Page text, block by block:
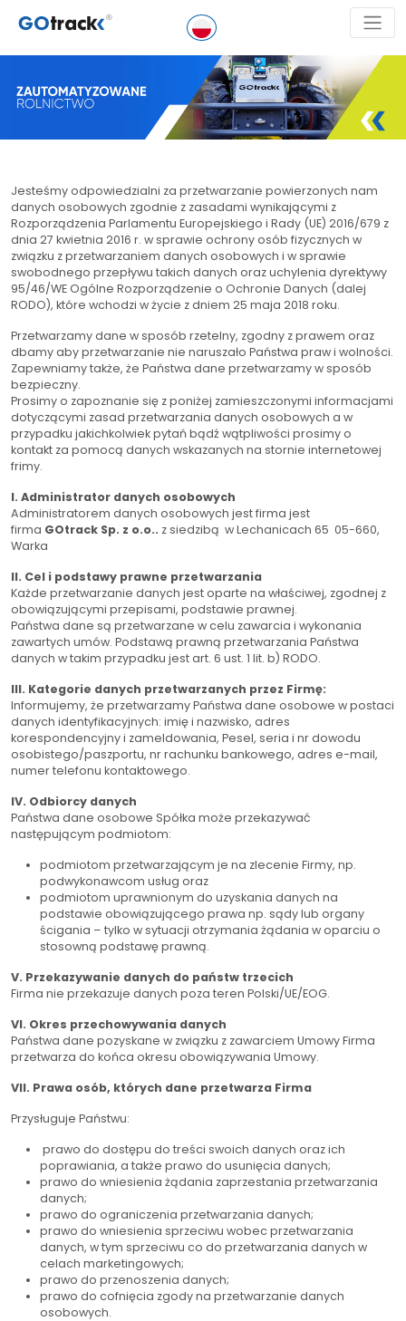
Jesteśmy odpowiedzialni za przetwarzanie powierzonych nam
danych osobowych zgodnie z zasadami wynikającymi z
Rozporządzenia Parlamentu Europejskiego i Rady (UE) 2016/679 z
dnia 27 kwietnia 2016 r. w sprawie ochrony osób fizycznych w
związku z przetwarzaniem danych osobowych i w sprawie
swobodnego przepływu takich danych oraz uchylenia dyrektywy
95/46/WE Ogólne Rozporządzenie o Ochronie Danych (dalej
RODO), które wchodzi w życie z dniem 25 maja 2018 roku.
Przetwarzamy dane w sposób rzetelny, zgodny z prawem oraz
dbamy aby przetwarzanie nie naruszało Państwa praw i wolności.
Zapewniamy także, że Państwa dane przetwarzamy w sposób
bezpieczny.
Prosimy o zapoznanie się z poniżej zamieszczonymi informacjami
dotyczącymi zasad przetwarzania danych osobowych a w
przypadku jakichkolwiek pytań bądź wątpliwości prosimy o
kontakt za pomocą danych wskazanych na stornie internetowej
frimy.
I. Administrator danych osobowych
Administratorem danych osobowych jest firma jest
firma GOtrack Sp. z o.o.. z siedzibą w Lechanicach 65 05-660,
Warka
II. Cel i podstawy prawne przetwarzania
Każde przetwarzanie danych jest oparte na właściwej, zgodnej z
obowiązującymi przepisami, podstawie prawnej.
Państwa dane są przetwarzane w celu zawarcia i wykonania
zawartych umów. Podstawą prawną przetwarzania Państwa
danych w takim przypadku jest art. 6 ust. 1 lit. b) RODO.
III. Kategorie danych przetwarzanych przez Firmę:
Informujemy, że przetwarzamy Państwa dane osobowe w postaci
danych identyfikacyjnych: imię i nazwisko, adres
korespondencyjny i zameldowania, Pesel, seria i nr dowodu
osobistego/paszportu, nr rachunku bankowego, adres e-mail,
numer telefonu kontaktowego.
IV. Odbiorcy danych
Państwa dane osobowe Spółka może przekazywać
następującym podmiotom:
podmiotom przetwarzającym je na zlecenie Firmy, np.
podwykonawcom usług oraz
podmiotom uprawnionym do uzyskania danych na
podstawie obowiązującego prawa np. sądy lub organy
ścigania – tylko w sytuacji otrzymania żądania w oparciu o
stosowną podstawę prawną.
V. Przekazywanie danych do państw trzecich
Firma nie przekazuje danych poza teren Polski/UE/EOG.
VI. Okres przechowywania danych
Państwa dane pozyskane w związku z zawarciem Umowy Firma
przetwarza do końca okresu obowiązywania Umowy.
VII. Prawa osób, których dane przetwarza Firma
Przysługuje Państwu:
prawo do dostępu do treści swoich danych oraz ich
poprawiania, a także prawo do usunięcia danych;
prawo do wniesienia żądania zaprzestania przetwarzania
danych;
prawo do ograniczenia przetwarzania danych;
prawo do wniesienia sprzeciwu wobec przetwarzania
danych, w tym sprzeciwu co do przetwarzania danych w
celach marketingowych;
prawo do przenoszenia danych;
prawo do cofnięcia zgody na przetwarzanie danych
osobowych.